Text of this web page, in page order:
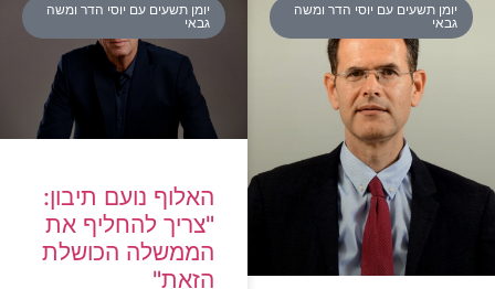
יומן תשעים עם יוסי הדר ומשה
גבאי
יומן תשעים עם יוסי הדר ומשה
גבאי
האלוף נועם תיבון:
"צריך להחליף את
הממשלה הכושלת
הזאת"